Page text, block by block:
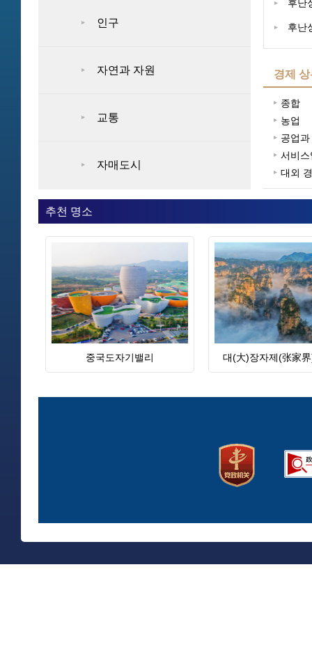
인구
자연과 자원
교통
자매도시
후난
후난
경제
종합
농업
공업
서비스
대외
추천 명소
중국도자기밸리 대(大)장자제(张家